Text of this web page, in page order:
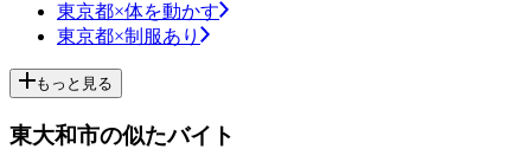
東京都×体を動かす
東京都×制服あり
もっと見る
東大和市の似たバイト